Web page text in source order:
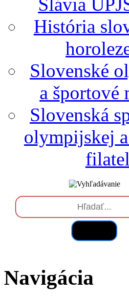
História
Slovenské
a športové
Slovenská
olympijskej
Navigácia